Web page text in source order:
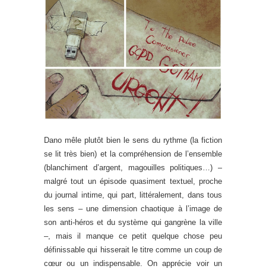
Dano mêle plutôt bien le sens du rythme (la fiction
se lit très bien) et la compréhension de l’ensemble
(blanchiment d’argent, magouilles politiques…) –
malgré tout un épisode quasiment textuel, proche
du journal intime, qui part, littéralement, dans tous
les sens – une dimension chaotique à l’image de
son anti-héros et du système qui gangrène la ville
–, mais il manque ce petit quelque chose peu
définissable qui hisserait le titre comme un coup de
cœur ou un indispensable. On apprécie voir un